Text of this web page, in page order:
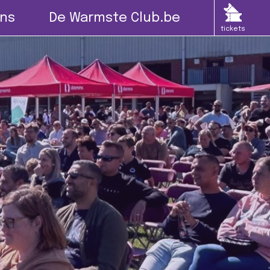
De Warmste Club.be
tickets